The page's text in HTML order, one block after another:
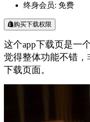
终身会员: 免费
购买下载权限
这个app下载页是一
觉得整体功能不错
下载页面。